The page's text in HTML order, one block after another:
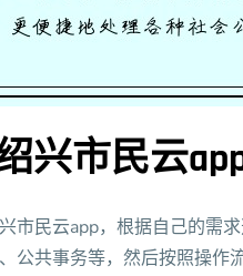
兴市民云app
市民云app，根据自己的需求
公共事务等，然后按照操作